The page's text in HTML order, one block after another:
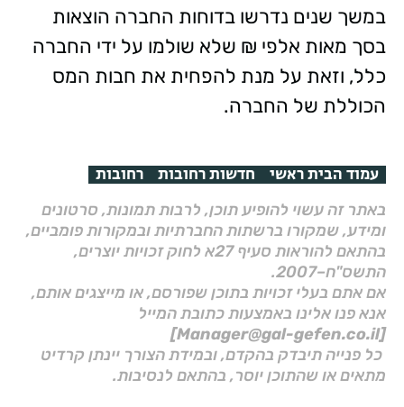
במשך שנים נדרשו בדוחות החברה הוצאות
בסך מאות אלפי ₪ שלא שולמו על ידי החברה
כלל, וזאת על מנת להפחית את חבות המס
הכוללת של החברה.
עמוד הבית ראשי חדשות רחובות רחובות
באתר זה עשוי להופיע תוכן, לרבות תמונות, סרטונים
ומידע, שמקורו ברשתות החברתיות ובמקורות פומביים,
בהתאם להוראות סעיף 27א לחוק זכויות יוצרים,
התשס"ח–2007.
אם אתם בעלי זכויות בתוכן שפורסם, או מייצגים אותם,
אנא פנו אלינו באמצעות כתובת המייל
[Manager@gal-gefen.co.il]
כל פנייה תיבדק בהקדם, ובמידת הצורך יינתן קרדיט
מתאים או שהתוכן יוסר, בהתאם לנסיבות.